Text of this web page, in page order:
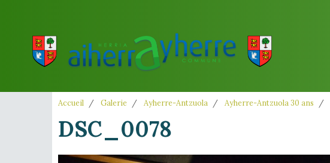
Accueil Galerie Ayherre-Antzuola Ayherre-Antzuola 30 ans
DSC_0078